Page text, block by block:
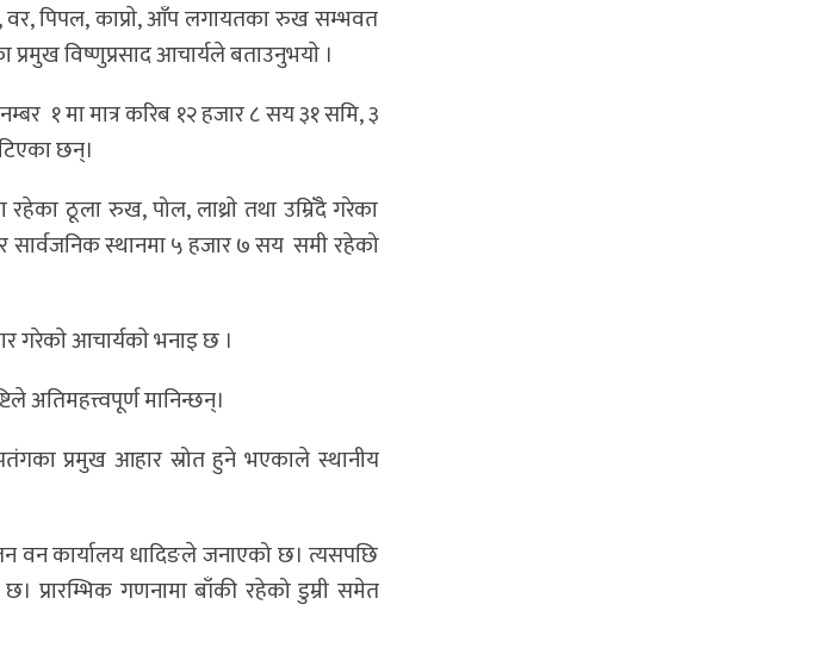
वर, पिपल, काप्राे, आँप लगायतका रुख सम्भवत
विष्णुप्रसाद आचार्यले बताउनुभयाे ।
१ मा मात्र करिब १२ हजार ८ सय ३१ समि, ३
छन्।
रहेका ठूला रुख, पोल, लाथ्राे तथा उम्रिँदै गरेका
सार्वजनिक स्थानमा ५ हजार ७ सय समी रहेको
गरेकाे आचार्यकाे भनाइ छ ।
मानिन्छन्।
प्रमुख आहार स्रोत हुने भएकाले स्थानीय
वन कार्यालय धादिङले जनाएको छ। त्यसपछि
प्रारम्भिक गणनामा बाँकी रहेको डुम्री समेत